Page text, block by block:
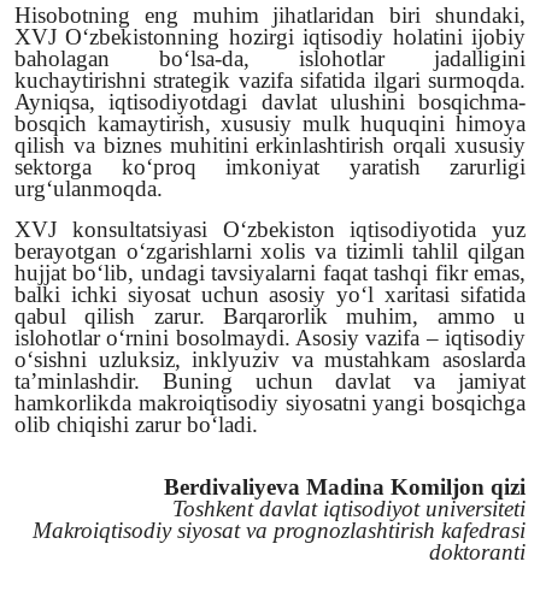
Hisobotning eng muhim jihatlaridan biri shundaki,
XVJ O‘zbekistonning hozirgi iqtisodiy holatini ijobiy
baholagan bo‘lsa-da, islohotlar jadalligini
kuchaytirishni strategik vazifa sifatida ilgari surmoqda.
Ayniqsa, iqtisodiyotdagi davlat ulushini bosqichma-
bosqich kamaytirish, xususiy mulk huquqini himoya
qilish va biznes muhitini erkinlashtirish orqali xususiy
sektorga ko‘proq imkoniyat yaratish zarurligi
urg‘ulanmoqda.
XVJ konsultatsiyasi O‘zbekiston iqtisodiyotida yuz
berayotgan o‘zgarishlarni xolis va tizimli tahlil qilgan
hujjat bo‘lib, undagi tavsiyalarni faqat tashqi fikr emas,
balki ichki siyosat uchun asosiy yo‘l xaritasi sifatida
qabul qilish zarur. Barqarorlik muhim, ammo u
islohotlar o‘rnini bosolmaydi. Asosiy vazifa – iqtisodiy
o‘sishni uzluksiz, inklyuziv va mustahkam asoslarda
ta’minlashdir. Buning uchun davlat va jamiyat
hamkorlikda makroiqtisodiy siyosatni yangi bosqichga
olib chiqishi zarur bo‘ladi.
Berdivaliyeva Madina Komiljon qizi
Toshkent davlat iqtisodiyot universiteti
Makroiqtisodiy siyosat va prognozlashtirish kafedrasi
doktoranti